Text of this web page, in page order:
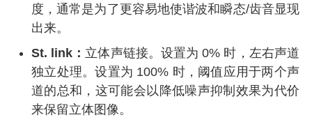
度，通常是为了更容易地使谐波和瞬态/齿音显现
出来。
St. link： 立体声链接。设置为 0% 时，左右声道
独立处理。设置为 100% 时，阈值应用于两个声
道的总和，这可能会以降低噪声抑制效果为代价
来保留立体图像。